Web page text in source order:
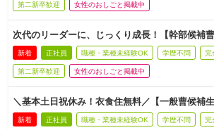
第二新卒歓迎 女性のおしごと掲載中
次代のリーダーに、じっくり成長！【幹部候補
新着 正社員 職種・業種未経験OK 学歴不問 完
第二新卒歓迎 女性のおしごと掲載中
＼基本土日祝休み！衣食住無料／【一般曹候補
新着 正社員 職種・業種未経験OK 学歴不問 完